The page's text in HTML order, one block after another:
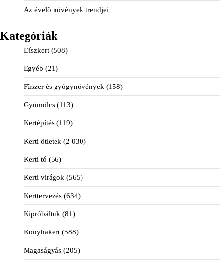
Az évelő növények trendjei
Kategóriák
Díszkert (508)
Egyéb (21)
Fűszer és gyógynövények (158)
Gyümölcs (113)
Kertépítés (119)
Kerti ötletek (2 030)
Kerti tó (56)
Kerti virágok (565)
Kerttervezés (634)
Kipróbáltuk (81)
Konyhakert (588)
Magaságyás (205)